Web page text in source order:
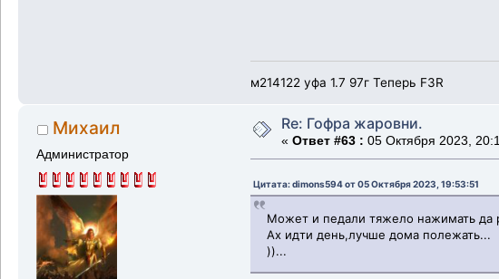
м214122 уфа 1.7 97г Теперь F3R
Михаил
Администратор
Re: Гофра жаровни.
« Ответ #63 : 05 Октября 2023,
Цитата: dimons594 от 05 Октября 2023, 19:53:51
Может и педали тяжело нажимать да
Ах идти день,лучше дома полежать...
))...